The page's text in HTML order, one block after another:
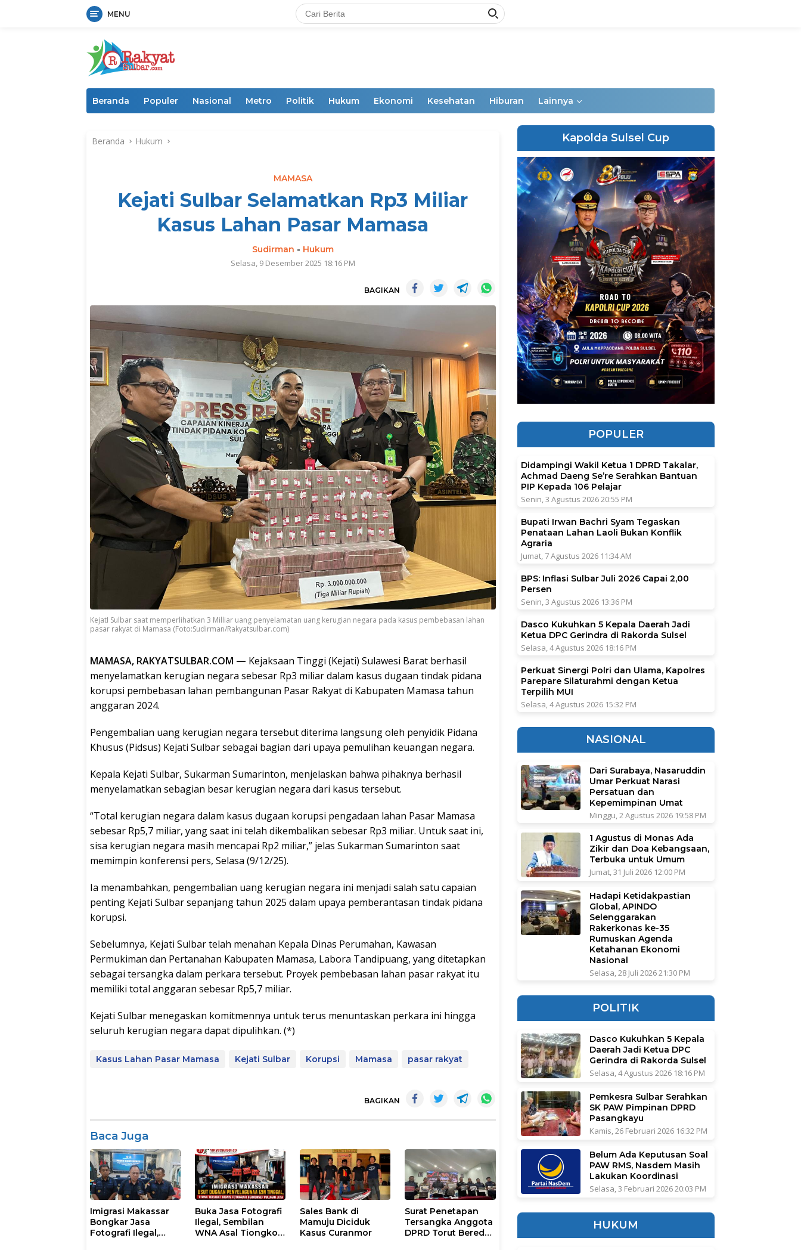
MENU
Beranda Populer Nasional Metro Politik Hukum Ekonomi Kesehatan Hiburan Lainnya
Beranda Hukum
MAMASA
Kejati Sulbar Selamatkan Rp3 Miliar
Kasus Lahan Pasar Mamasa
Sudirman - Hukum
Selasa, 9 Desember 2025 18:16 PM
BAGIKAN
KejatI Sulbar saat memperlihatkan 3 Milliar uang penyelamatan uang kerugian negara pada kasus pembebasan lahan
pasar rakyat di Mamasa (Foto:Sudirman/Rakyatsulbar.com)
MAMASA, RAKYATSULBAR.COM — Kejaksaan Tinggi (Kejati) Sulawesi Barat berhasil
menyelamatkan kerugian negara sebesar Rp3 miliar dalam kasus dugaan tindak pidana
korupsi pembebasan lahan pembangunan Pasar Rakyat di Kabupaten Mamasa tahun
anggaran 2024.
Pengembalian uang kerugian negara tersebut diterima langsung oleh penyidik Pidana
Khusus (Pidsus) Kejati Sulbar sebagai bagian dari upaya pemulihan keuangan negara.
Kepala Kejati Sulbar, Sukarman Sumarinton, menjelaskan bahwa pihaknya berhasil
menyelamatkan sebagian besar kerugian negara dari kasus tersebut.
“Total kerugian negara dalam kasus dugaan korupsi pengadaan lahan Pasar Mamasa
sebesar Rp5,7 miliar, yang saat ini telah dikembalikan sebesar Rp3 miliar. Untuk saat ini,
sisa kerugian negara masih mencapai Rp2 miliar,” jelas Sukarman Sumarinton saat
memimpin konferensi pers, Selasa (9/12/25).
Ia menambahkan, pengembalian uang kerugian negara ini menjadi salah satu capaian
penting Kejati Sulbar sepanjang tahun 2025 dalam upaya pemberantasan tindak pidana
korupsi.
Sebelumnya, Kejati Sulbar telah menahan Kepala Dinas Perumahan, Kawasan
Permukiman dan Pertanahan Kabupaten Mamasa, Labora Tandipuang, yang ditetapkan
sebagai tersangka dalam perkara tersebut. Proyek pembebasan lahan pasar rakyat itu
memiliki total anggaran sebesar Rp5,7 miliar.
Kejati Sulbar menegaskan komitmennya untuk terus menuntaskan perkara ini hingga
seluruh kerugian negara dapat dipulihkan. (*)
Kasus Lahan Pasar Mamasa Kejati Sulbar Korupsi Mamasa pasar rakyat
BAGIKAN
Baca Juga
Imigrasi Makassar
Bongkar Jasa
Fotografi Ilegal,
Buka Jasa Fotografi
Ilegal, Sembilan
WNA Asal Tiongkok
Sales Bank di
Mamuju Diciduk
Kasus Curanmor
Surat Penetapan
Tersangka Anggota
DPRD Torut Beredar,
Kapolda Sulsel Cup
POPULER
Didampingi Wakil Ketua 1 DPRD Takalar,
Achmad Daeng Se’re Serahkan Bantuan
PIP Kepada 106 Pelajar
Senin, 3 Agustus 2026 20:55 PM
Bupati Irwan Bachri Syam Tegaskan
Penataan Lahan Laoli Bukan Konflik
Agraria
Jumat, 7 Agustus 2026 11:34 AM
BPS: Inflasi Sulbar Juli 2026 Capai 2,00
Persen
Senin, 3 Agustus 2026 13:36 PM
Dasco Kukuhkan 5 Kepala Daerah Jadi
Ketua DPC Gerindra di Rakorda Sulsel
Selasa, 4 Agustus 2026 18:16 PM
Perkuat Sinergi Polri dan Ulama, Kapolres
Parepare Silaturahmi dengan Ketua
Terpilih MUI
Selasa, 4 Agustus 2026 15:32 PM
NASIONAL
Dari Surabaya, Nasaruddin
Umar Perkuat Narasi
Persatuan dan
Kepemimpinan Umat
Minggu, 2 Agustus 2026 19:58 PM
1 Agustus di Monas Ada
Zikir dan Doa Kebangsaan,
Terbuka untuk Umum
Jumat, 31 Juli 2026 12:00 PM
Hadapi Ketidakpastian
Global, APINDO
Selenggarakan
Rakerkonas ke-35
Rumuskan Agenda
Ketahanan Ekonomi
Nasional
Selasa, 28 Juli 2026 21:30 PM
POLITIK
Dasco Kukuhkan 5 Kepala
Daerah Jadi Ketua DPC
Gerindra di Rakorda Sulsel
Selasa, 4 Agustus 2026 18:16 PM
Pemkesra Sulbar Serahkan
SK PAW Pimpinan DPRD
Pasangkayu
Kamis, 26 Februari 2026 16:32 PM
Belum Ada Keputusan Soal
PAW RMS, Nasdem Masih
Lakukan Koordinasi
Selasa, 3 Februari 2026 20:03 PM
HUKUM